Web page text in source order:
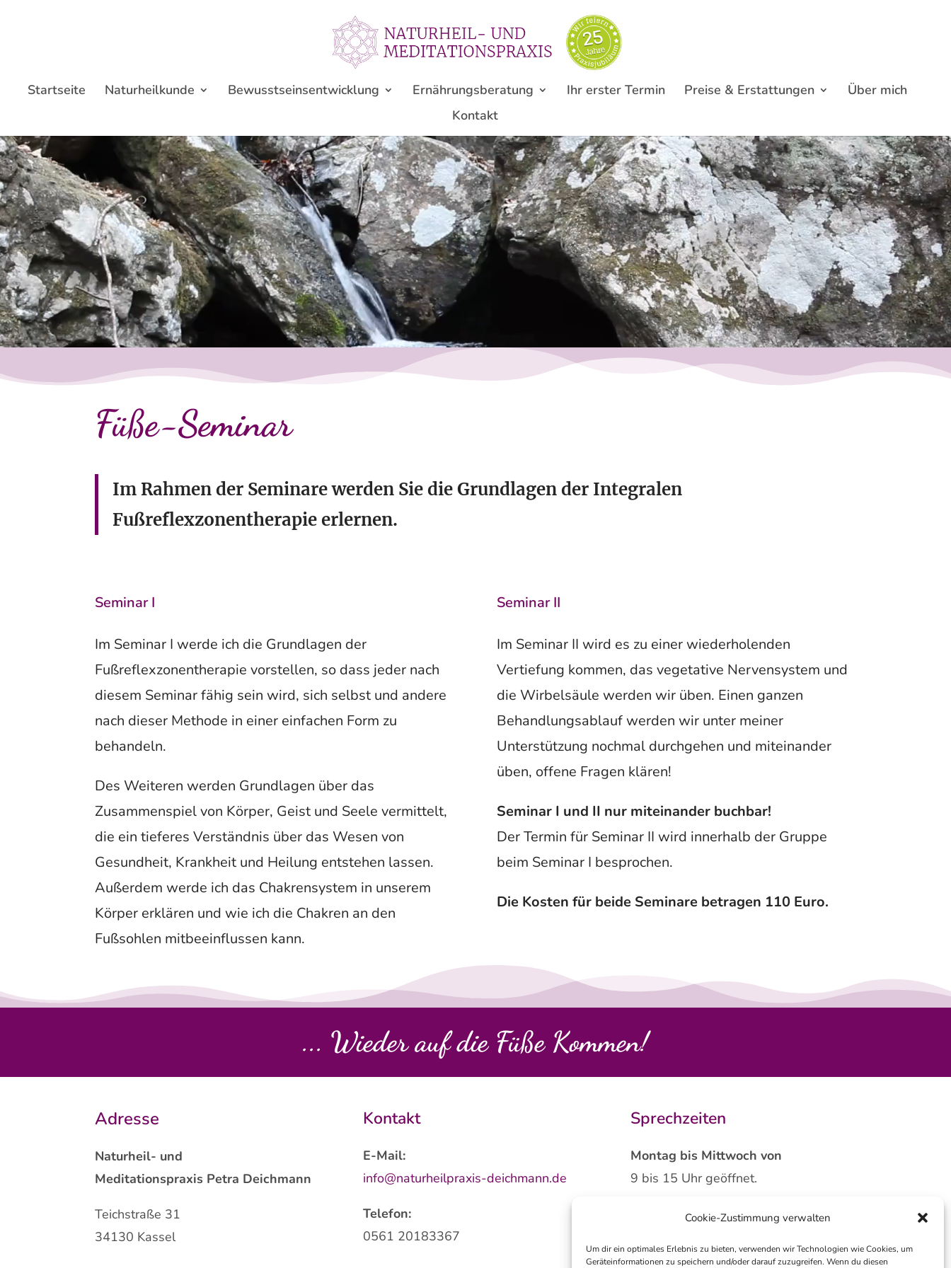
Cookie-Zustimmung verwalten
Um dir ein optimales Erlebnis zu bieten, verwenden wir Technologien wie Cookies, um
Geräteinformationen zu speichern und/oder darauf zuzugreifen. Wenn du diesen
Startseite Naturheilkunde Bewusstseinsentwicklung Ernährungsberatung Ihr erster Termin Preise & Erstattungen
Über mich
Kontakt
Video-
Player
Füße-Seminar
Im Rahmen der Seminare werden Sie die Grundlagen der Integralen
Fußreflexzonentherapie erlernen.
Seminar I
Im Seminar I werde ich die Grundlagen der
Fußreflexzonentherapie vorstellen, so dass jeder nach
diesem Seminar fähig sein wird, sich selbst und andere
nach dieser Methode in einer einfachen Form zu
behandeln.
Des Weiteren werden Grundlagen über das
Zusammenspiel von Körper, Geist und Seele vermittelt,
die ein tieferes Verständnis über das Wesen von
Gesundheit, Krankheit und Heilung entstehen lassen.
Außerdem werde ich das Chakrensystem in unserem
Körper erklären und wie ich die Chakren an den
Fußsohlen mitbeeinflussen kann.
Seminar II
Im Seminar II wird es zu einer wiederholenden
Vertiefung kommen, das vegetative Nervensystem und
die Wirbelsäule werden wir üben. Einen ganzen
Behandlungsablauf werden wir unter meiner
Unterstützung nochmal durchgehen und miteinander
üben, offene Fragen klären!
Seminar I und II nur miteinander buchbar!
Der Termin für Seminar II wird innerhalb der Gruppe
beim Seminar I besprochen.
Die Kosten für beide Seminare betragen 110 Euro.
... Wieder auf die Füße Kommen!
Adresse
Naturheil- und
Meditationspraxis Petra Deichmann
Teichstraße 31
34130 Kassel
Kontakt
E-Mail:
info@naturheilpraxis-deichmann.de
Telefon:
0561 20183367
Sprechzeiten
Montag bis Mittwoch von
9 bis 15 Uhr geöffnet.
Donnerstags ist die Praxis